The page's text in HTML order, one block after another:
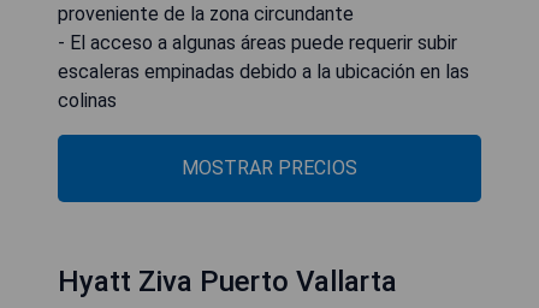
proveniente de la zona circundante
- El acceso a algunas áreas puede requerir subir
escaleras empinadas debido a la ubicación en las
colinas
MOSTRAR PRECIOS
Hyatt Ziva Puerto Vallarta